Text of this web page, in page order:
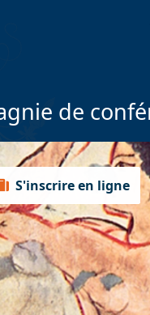
de
S'inscrire en ligne